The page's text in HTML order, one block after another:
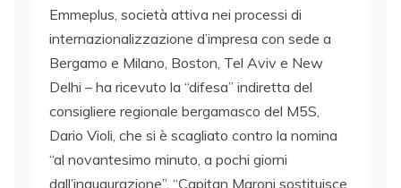
Emmeplus, società attiva nei processi di
internazionalizzazione d’impresa con sede a
Bergamo e Milano, Boston, Tel Aviv e New
Delhi – ha ricevuto la “difesa” indiretta del
consigliere regionale bergamasco del M5S,
Dario Violi, che si è scagliato contro la nomina
“al novantesimo minuto, a pochi giorni
dall’inaugurazione”. “Capitan Maroni sostituisce